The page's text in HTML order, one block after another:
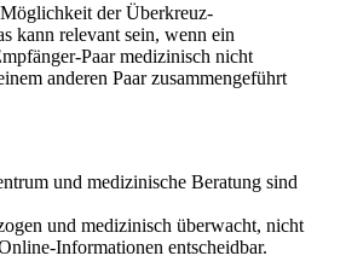
der Überkreuz-
kann relevant sein, wenn ein
Paar medizinisch nicht
anderen Paar zusammengeführt
und medizinische Beratung sind
und medizinisch überwacht, nicht
Informationen entscheidbar.